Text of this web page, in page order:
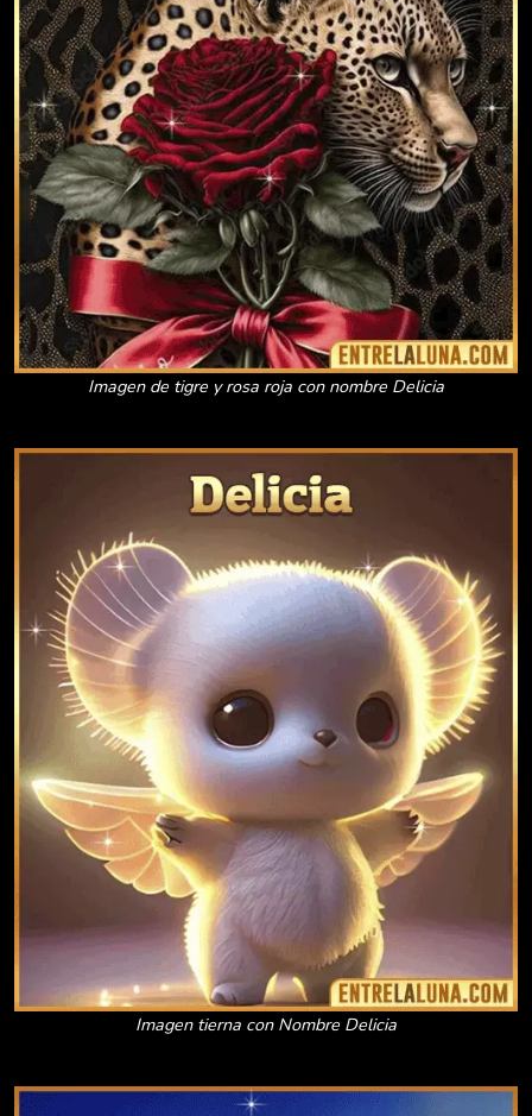
Imagen de tigre y rosa roja con nombre Delicia
Imagen tierna con Nombre Delicia